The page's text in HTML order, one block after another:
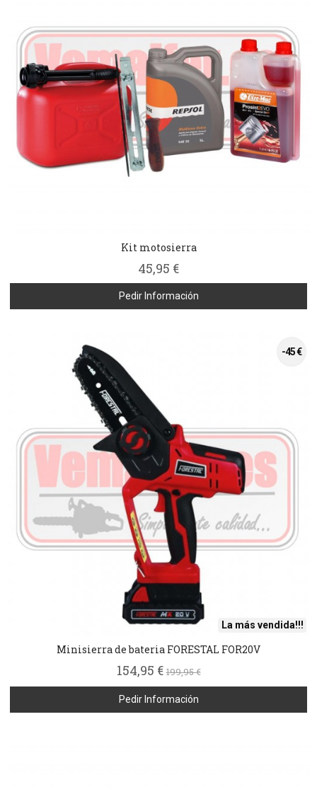
Kit motosierra
45,95 €
Pedir Información
La más vendida!!!
-45 €
Minisierra de bateria FORESTAL FOR20V
154,95 €199,95 €
Pedir Información